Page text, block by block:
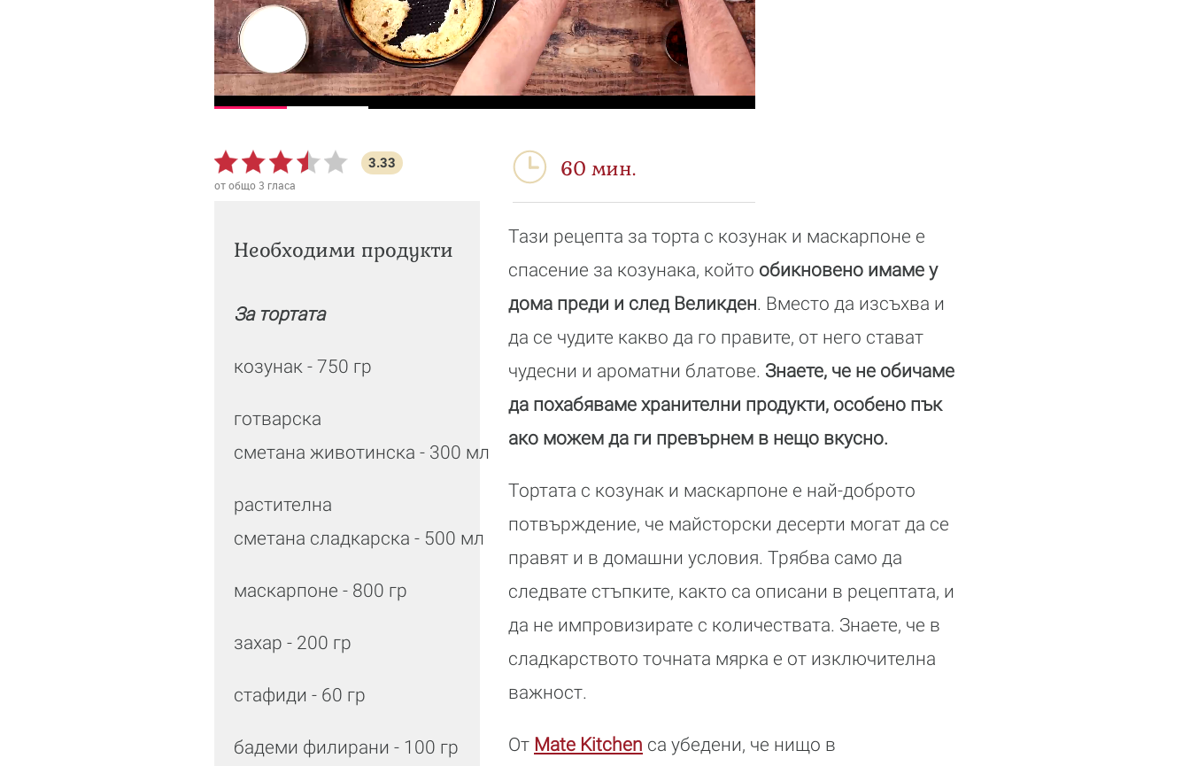
3.33
от общо3 гласа
60 мин.
Необходими продукти
За тортата
козунак - 750 гр
готварска
сметана животинска - 300 мл
растителна
сметана сладкарска - 500 мл
маскарпоне - 800 гр
захар - 200 гр
стафиди - 60 гр
бадеми филирани - 100 гр
Тази рецепта за торта с козунак и маскарпоне е
спасение за козунака, който обикновено имаме у
дома преди и след Великден. Вместо да изсъхва и
да се чудите какво да го правите, от него стават
чудесни и ароматни блатове. Знаете, че не обичаме
да похабяваме хранителни продукти, особено пък
ако можем да ги превърнем в нещо вкусно.
Тортата с козунак и маскарпоне е най-доброто
потвърждение, че майсторски десерти могат да се
правят и в домашни условия. Трябва само да
следвате стъпките, както са описани в рецептата, и
да не импровизирате с количествата. Знаете, че в
сладкарството точната мярка е от изключителна
важност.
От Mate Kitchen са убедени, че нищо в